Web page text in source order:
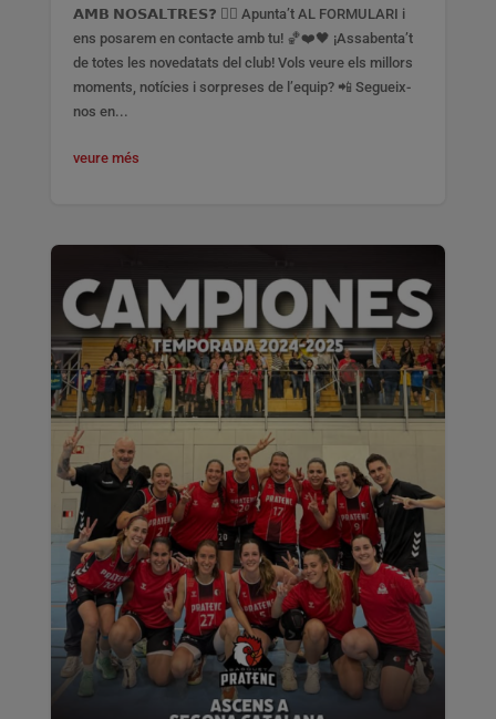
𝗔𝗠𝗕 𝗡𝗢𝗦𝗔𝗟𝗧𝗥𝗘𝗦❓ 👉🏻 Apunta’t AL FORMULARI i
ens posarem en contacte amb tu! 🏀❤️🖤 ¡Assabenta’t
de totes les novedatats del club! Vols veure els millors
moments, notícies i sorpreses de l’equip? 📲 Segueix-
nos en...
veure més